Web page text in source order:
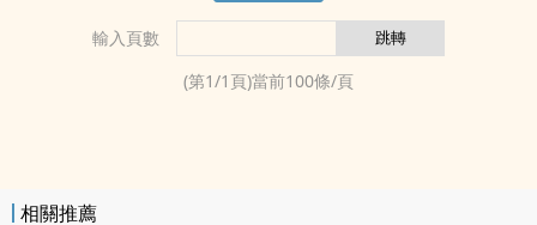
輸入頁數
(第1/1 頁)當前100條/頁
相關推薦